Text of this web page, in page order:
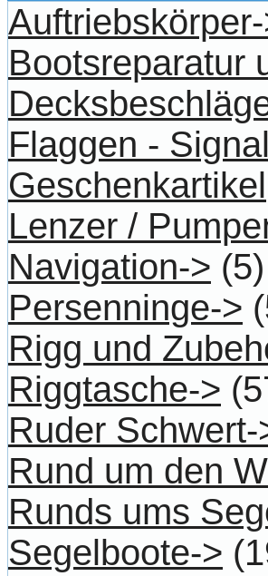
Bootsreparatur
Flaggen -
Geschenkartikel
Lenzer /
Navigation-> (5)
Persenninge->
Rigg und
Riggtasche->
Ruder Schwert-
Rund um den
Runds ums
Segelboote->